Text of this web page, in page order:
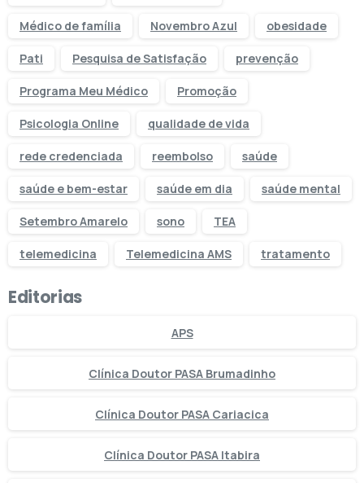
Médico de família Novembro Azul obesidade
Pati Pesquisa de Satisfação prevenção
Programa Meu Médico Promoção
Psicologia Online qualidade de vida
rede credenciada reembolso saúde
saúde e bem-estar saúde em dia saúde mental
Setembro Amarelo sono TEA
telemedicina Telemedicina AMS tratamento
Editorias
APS
Clínica Doutor PASA Brumadinho
Clínica Doutor PASA Cariacica
Clínica Doutor PASA Itabira